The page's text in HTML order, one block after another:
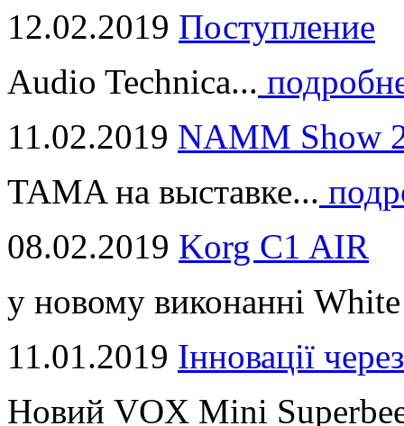
12.02.2019 Поступление
Audio Technica...
11.02.2019 NAMM Show
TAMA на выставке...
08.02.2019 Korg C1 AIR
у новому виконанні
11.01.2019 Інновації
Новий VOX Mini